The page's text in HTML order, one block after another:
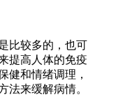
比较多的，也可
提高人体的免疫
健和情绪调理，
法来缓解病情。